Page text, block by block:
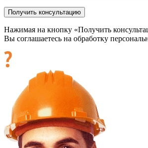
Нажимая на кнопку «Получить
Вы соглашаетесь на обработку